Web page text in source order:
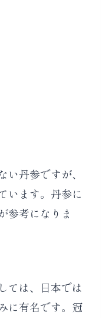
丹参ですが、
います。丹参に
参考になりま
ては、日本では
に有名です。冠